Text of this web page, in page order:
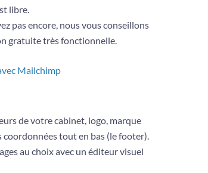
libre.
pas encore, nous vous conseillons
gratuite très fonctionnelle.
Mailchimp
de votre cabinet, logo, marque
tout en bas (le footer).
au choix avec un éditeur visuel